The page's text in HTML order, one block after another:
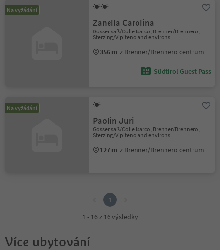
Na vyžádání
Zanella Carolina
Gossensaß/Colle Isarco, Brenner/Brennero,
Sterzing/Vipiteno and environs
356 m z Brenner/Brennero centrum
Südtirol Guest Pass
Na vyžádání
Paolin Juri
Gossensaß/Colle Isarco, Brenner/Brennero,
Sterzing/Vipiteno and environs
127 m z Brenner/Brennero centrum
1
1 - 16 z 16 výsledky
Více ubytování